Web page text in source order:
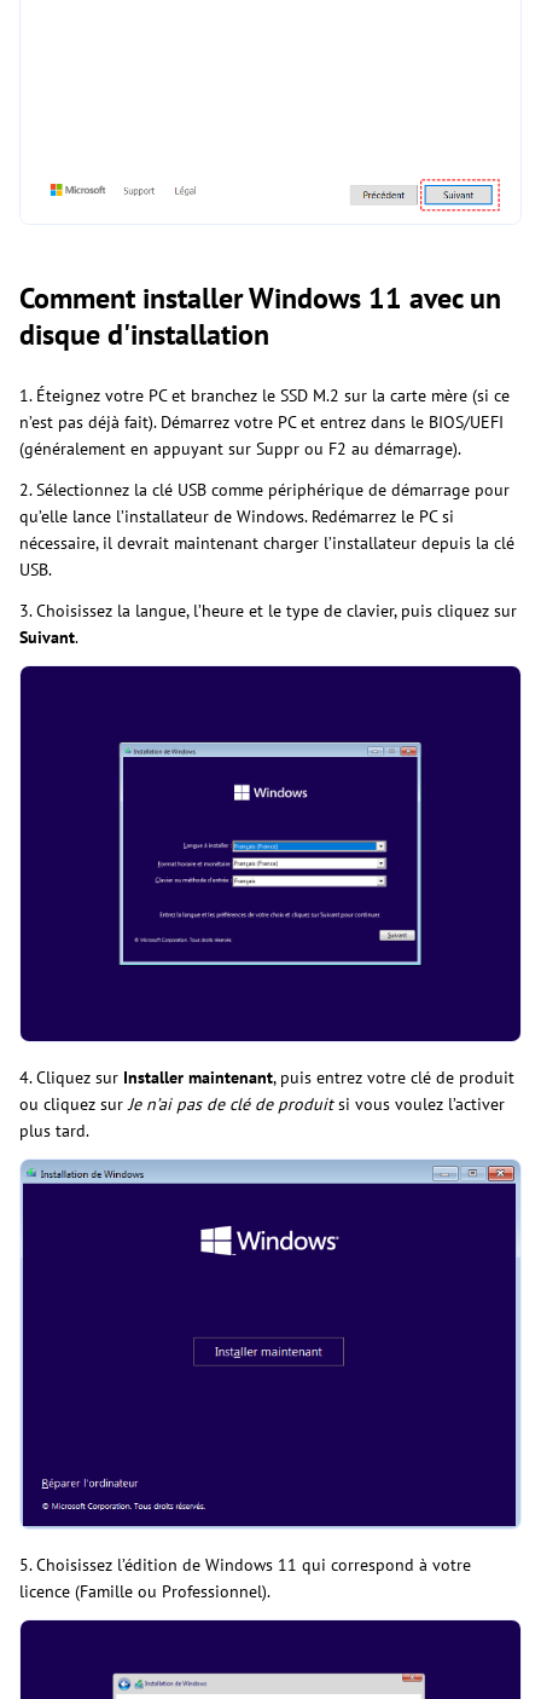
Comment installer Windows 11 avec un
disque d'installation
1. Éteignez votre PC et branchez le SSD M.2 sur la carte mère (si ce
n’est pas déjà fait). Démarrez votre PC et entrez dans le BIOS/UEFI
(généralement en appuyant sur Suppr ou F2 au démarrage).
2. Sélectionnez la clé USB comme périphérique de démarrage pour
qu’elle lance l’installateur de Windows. Redémarrez le PC si
nécessaire, il devrait maintenant charger l’installateur depuis la clé
USB.
3. Choisissez la langue, l’heure et le type de clavier, puis cliquez sur
Suivant.
4. Cliquez sur Installer maintenant, puis entrez votre clé de produit
ou cliquez surJe n’ai pas de clé de produitsi vous voulez l’activer
plus tard.
5. Choisissez l’édition de Windows 11 qui correspond à votre
licence (Famille ou Professionnel).